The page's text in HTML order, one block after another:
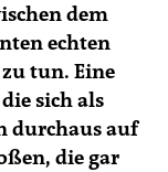
dem
echten
tun. Eine
sich als
durchaus auf
die gar